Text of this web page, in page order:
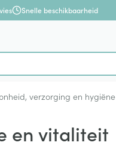
Snelle beschikbaarheid
verzorging en hygiëne
en vitaliteit